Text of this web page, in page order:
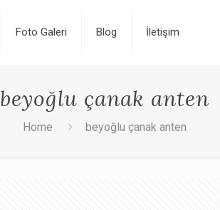
Foto Galeri Blog İletişim
beyoğlu çanak anten
Home beyoğlu çanak anten